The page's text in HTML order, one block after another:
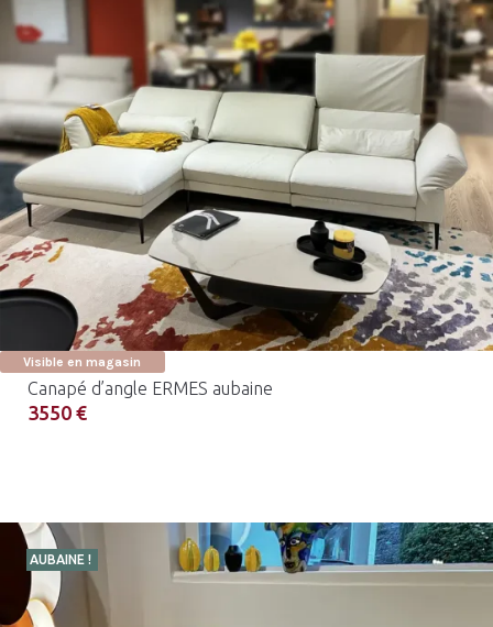
Visible en magasin
Canapé d’angle ERMES aubaine
3550 €
AUBAINE !